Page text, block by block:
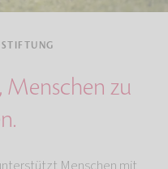
Menschen zu